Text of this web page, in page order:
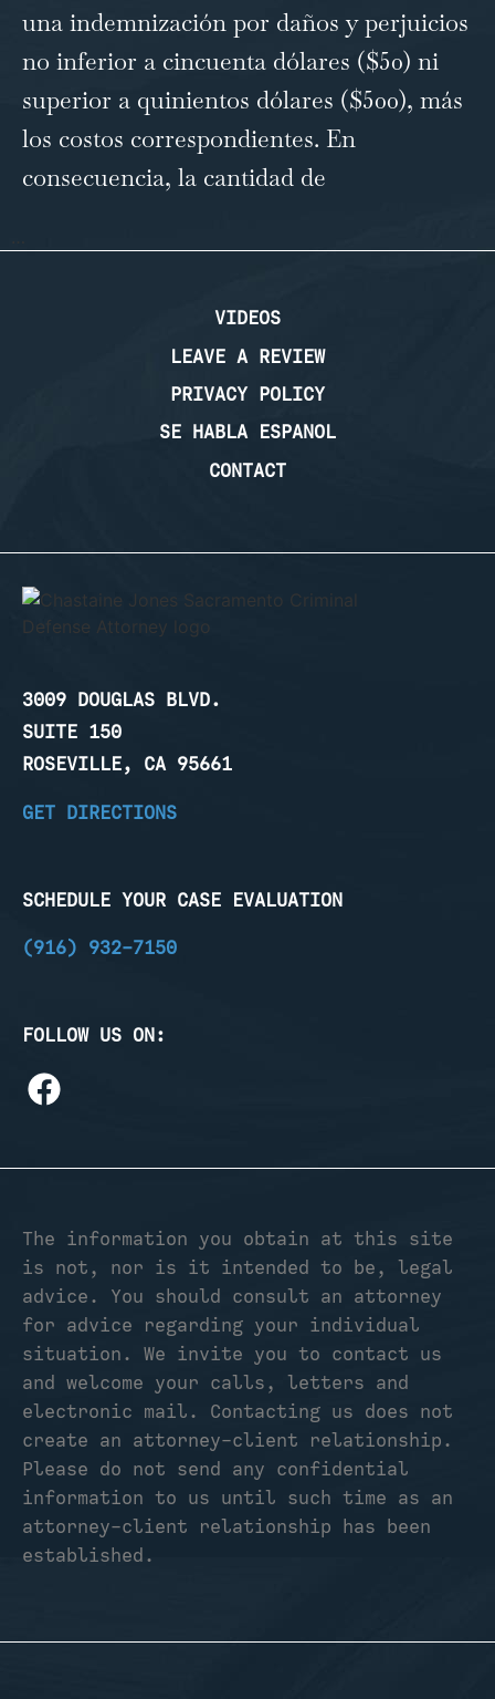
una indemnización por daños y perjuicios
no inferior a cincuenta dólares ($50) ni
superior a quinientos dólares ($500), más
los costos correspondientes. En
consecuencia, la cantidad de
VIDEOS
LEAVE A REVIEW
PRIVACY POLICY
SE HABLA ESPANOL
CONTACT
3009 DOUGLAS BLVD.
SUITE 150
ROSEVILLE, CA 95661
GET DIRECTIONS
SCHEDULE YOUR CASE EVALUATION
(916) 932-7150
FOLLOW US ON:
The information you obtain at this site
is not, nor is it intended to be, legal
advice. You should consult an attorney
for advice regarding your individual
situation. We invite you to contact us
and welcome your calls, letters and
electronic mail. Contacting us does not
create an attorney-client relationship.
Please do not send any confidential
information to us until such time as an
attorney-client relationship has been
established.